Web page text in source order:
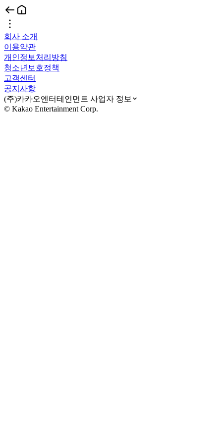
회사 소개
이용약관
개인정보처리방침
청소년보호정책
고객센터
공지사항
(주)카카오엔터테인먼트 사업자 정보
© Kakao Entertainment Corp.